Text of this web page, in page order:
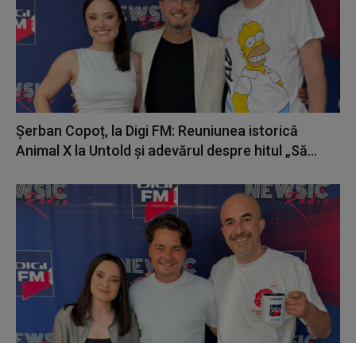
Șerban Copoț, la Digi FM: Reuniunea istorică
Animal X la Untold și adevărul despre hitul „Să...